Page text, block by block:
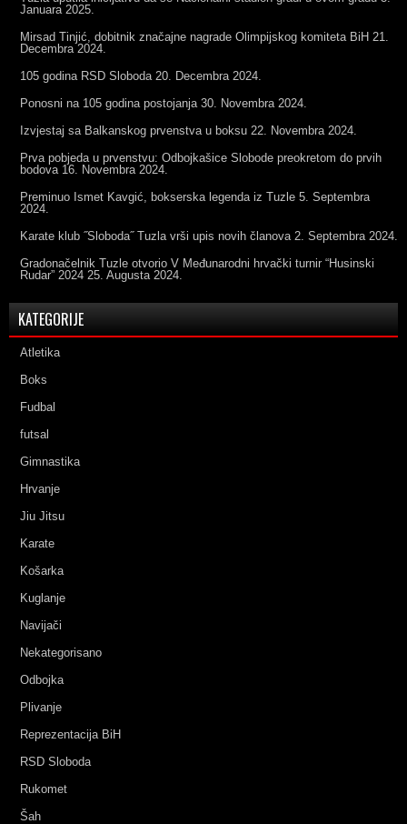
Januara 2025.
Mirsad Tinjić, dobitnik značajne nagrade Olimpijskog komiteta BiH 21.
Decembra 2024.
105 godina RSD Sloboda 20. Decembra 2024.
Ponosni na 105 godina postojanja 30. Novembra 2024.
Izvjestaj sa Balkanskog prvenstva u boksu 22. Novembra 2024.
Prva pobjeda u prvenstvu: Odbojkašice Slobode preokretom do prvih
bodova 16. Novembra 2024.
Preminuo Ismet Kavgić, bokserska legenda iz Tuzle 5. Septembra
2024.
Karate klub ˝Sloboda˝ Tuzla vrši upis novih članova 2. Septembra 2024.
Gradonačelnik Tuzle otvorio V Međunarodni hrvački turnir “Husinski
Rudar” 2024 25. Augusta 2024.
KATEGORIJE
Atletika
Boks
Fudbal
futsal
Gimnastika
Hrvanje
Jiu Jitsu
Karate
Košarka
Kuglanje
Navijači
Nekategorisano
Odbojka
Plivanje
Reprezentacija BiH
RSD Sloboda
Rukomet
Šah